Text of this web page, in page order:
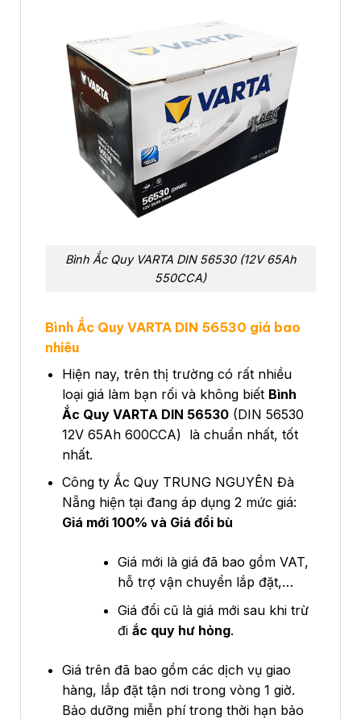
Bình Ắc Quy VARTA DIN 56530 (12V 65Ah
550CCA)
Bình Ắc Quy VARTA DIN 56530 giá bao
nhiêu
Hiện nay, trên thị trường có rất nhiều
loại giá làm bạn rối và không biết Bình
Ắc Quy VARTA DIN 56530(DIN 56530
12V 65Ah 600CCA) là chuẩn nhất, tốt
nhất.
Công ty Ắc Quy TRUNG NGUYÊN Đà
Nẵng hiện tại đang áp dụng 2 mức giá:
Giá mới 100% và Giá đổi bù
Giá mới là giá đã bao gồm VAT,
hỗ trợ vận chuyển lắp đặt,…
Giá đổi cũ là giá mới sau khi trừ
đi ắc quy hư hỏng.
Giá trên đã bao gồm các dịch vụ giao
hàng, lắp đặt tận nơi trong vòng 1 giờ.
Bảo dưỡng miễn phí trong thời hạn bảo